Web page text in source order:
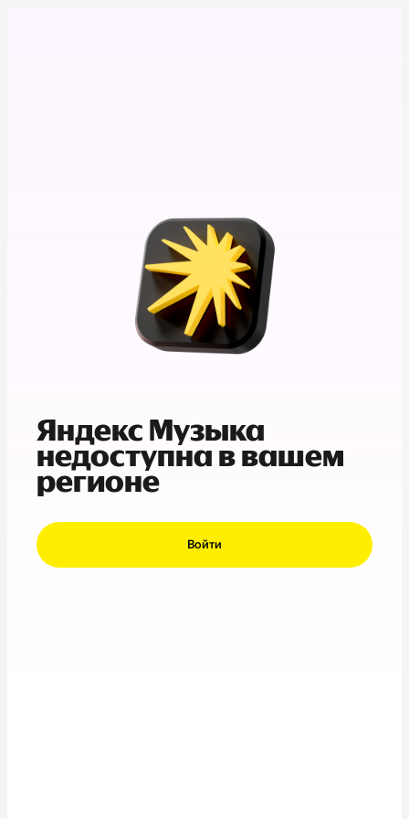
Яндекс Музыка
недоступна в вашем
регионе
Войти